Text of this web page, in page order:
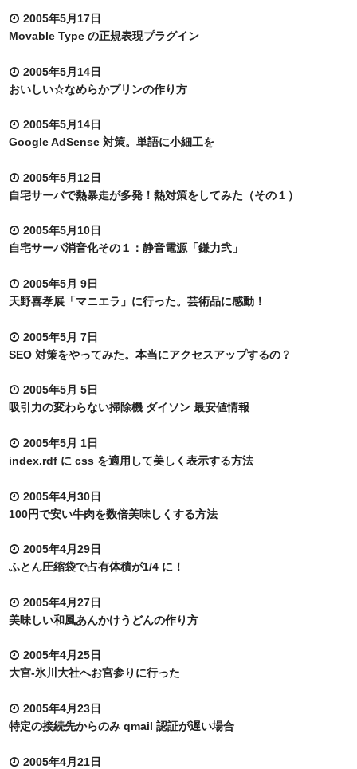
2005年5月17日
Movable Type の正規表現プラグイン
2005年5月14日
おいしい☆なめらかプリンの作り方
2005年5月14日
Google AdSense 対策。単語に小細工を
2005年5月12日
自宅サーバで熱暴走が多発！熱対策をしてみた（その１）
2005年5月10日
自宅サーバ消音化その１：静音電源「鎌力弐」
2005年5月 9日
天野喜孝展「マニエラ」に行った。芸術品に感動！
2005年5月 7日
SEO 対策をやってみた。本当にアクセスアップするの？
2005年5月 5日
吸引力の変わらない掃除機 ダイソン 最安値情報
2005年5月 1日
index.rdf に css を適用して美しく表示する方法
2005年4月30日
100円で安い牛肉を数倍美味しくする方法
2005年4月29日
ふとん圧縮袋で占有体積が1/4 に！
2005年4月27日
美味しい和風あんかけうどんの作り方
2005年4月25日
大宮-氷川大社へお宮参りに行った
2005年4月23日
特定の接続先からのみ qmail 認証が遅い場合
2005年4月21日